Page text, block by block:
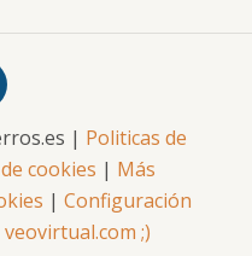
| Politicas de
cookies | Más
| Configuración
veovirtual.com ;)